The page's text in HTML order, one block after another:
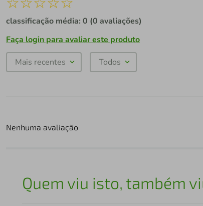
classificação média: 0 (0 avaliações)
Faça login para avaliar este produto
Mais recentes Todos
Nenhuma avaliação
Quem viu isto, também